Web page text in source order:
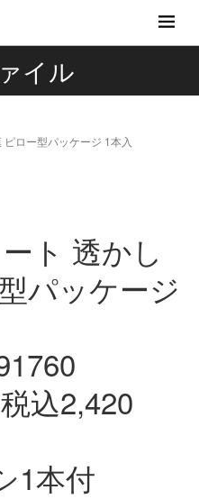
イル
ロー型パッケージ 1本入
ト 透かし
パッケージ
込2,420
1本付